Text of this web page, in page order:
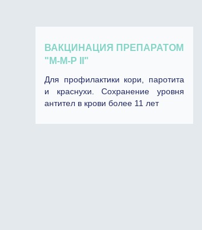
ВАКЦИНАЦИЯ ПРЕПАРАТОМ
"М-М-P II"
Для профилактики кори, паротита
и краснухи. Сохранение уровня
антител в крови более 11 лет